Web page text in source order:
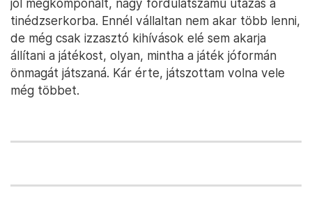
jól megkomponált, nagy fordulatszámú utazás a
tinédzserkorba. Ennél vállaltan nem akar több lenni,
de még csak izzasztó kihívások elé sem akarja
állítani a játékost, olyan, mintha a játék jóformán
önmagát játszaná. Kár érte, játszottam volna vele
még többet.